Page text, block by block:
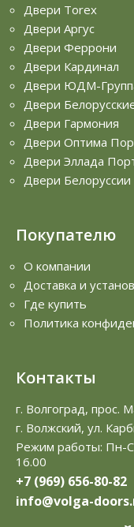
Двери Torex
Двери Аргус
Двери Феррони
Двери Кардинал
Двери ЮДМ-
Двери
Двери Гармония
Двери Оптима
Двери Эллада
Двери Белоруссии
Покупателю
О компании
Доставка и
Где купить
Политика
Контакты
г. Волгоград, прос.
г. Волжский, ул.
Режим работы: Пн-
16.00
+7 (969) 656-80-82
info@volga-